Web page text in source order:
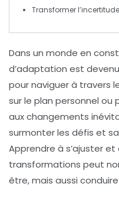
Transformer
Dans un monde en
d’adaptation est
pour naviguer à travers
sur le plan personnel ou
aux changements
surmonter les défis et
Apprendre à s’ajuster
transformations peut
être, mais aussi